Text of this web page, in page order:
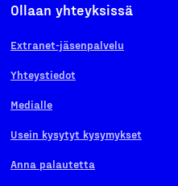
Ollaan yhteyksissä
Extranet-jäsenpalvelu
Yhteystiedot
Medialle
Usein kysytyt kysymykset
Anna palautetta